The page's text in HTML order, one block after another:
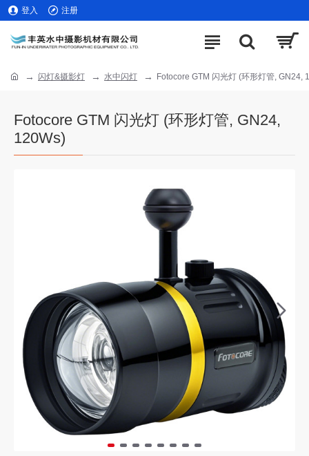
登入 注册
闪灯&摄影灯 水中闪灯 Fotocore GTM 闪光灯 (环形灯管, GN24,
Fotocore GTM 闪光灯 (环形灯管, GN24,
120Ws)